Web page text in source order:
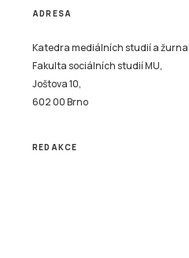
ADRESA
Katedra mediálních studií a
Fakulta sociálních studií MU,
Joštova 10,
602 00 Brno
REDAKCE